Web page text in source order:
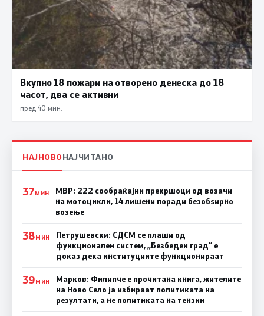
Вкупно 18 пожари на отворено денеска до 18
часот, два се активни
пред 40 мин.
НАЈНОВОНАЈЧИТАНО
37МИН
МВР: 222 сообраќајни прекршоци од возачи
на мотоцикли, 14 лишени поради безобѕирно
возење
38МИН
Петрушевски: СДСМ се плаши од
функционален систем, „Безбеден град“ е
доказ дека институциите функционираат
39МИН
Марков: Филипче е прочитана книга, жителите
на Ново Село ја избираат политиката на
резултати, а не политиката на тензии